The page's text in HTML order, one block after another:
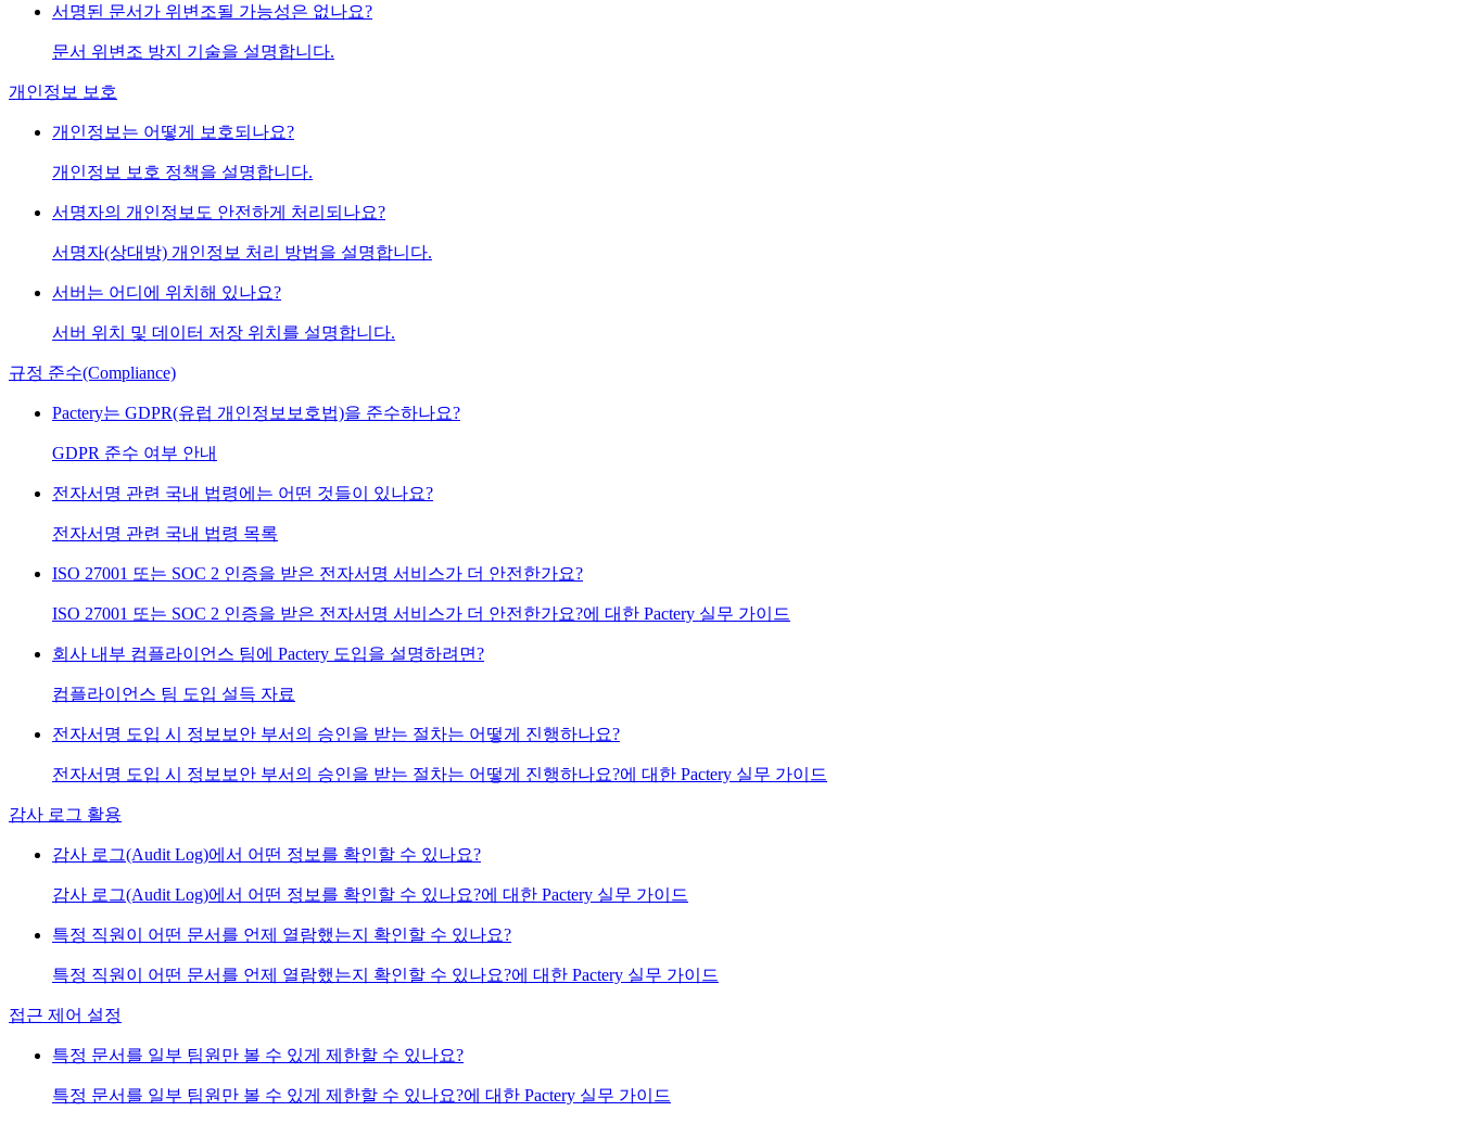
서명된 문서가 위변조될 가능성은 없나요?
문서 위변조 방지 기술을 설명합니다.
개인정보 보호
개인정보는 어떻게 보호되나요?
개인정보 보호 정책을 설명합니다.
서명자의 개인정보도 안전하게 처리되나요?
서명자(상대방) 개인정보 처리 방법을 설명합니다.
서버는 어디에 위치해 있나요?
서버 위치 및 데이터 저장 위치를 설명합니다.
규정 준수(Compliance)
Pactery는 GDPR(유럽 개인정보보호법)을 준수하나요?
GDPR 준수 여부 안내
전자서명 관련 국내 법령에는 어떤 것들이 있나요?
전자서명 관련 국내 법령 목록
ISO 27001 또는 SOC 2 인증을 받은 전자서명 서비스가 더 안전한가요?
ISO 27001 또는 SOC 2 인증을 받은 전자서명 서비스가 더 안전한가요?에 대한 Pactery 실무 가이드
회사 내부 컴플라이언스 팀에 Pactery 도입을 설명하려면?
컴플라이언스 팀 도입 설득 자료
전자서명 도입 시 정보보안 부서의 승인을 받는 절차는 어떻게 진행하나요?
전자서명 도입 시 정보보안 부서의 승인을 받는 절차는 어떻게 진행하나요?에 대한 Pactery 실무 가이드
감사 로그 활용
감사 로그(Audit Log)에서 어떤 정보를 확인할 수 있나요?
감사 로그(Audit Log)에서 어떤 정보를 확인할 수 있나요?에 대한 Pactery 실무 가이드
특정 직원이 어떤 문서를 언제 열람했는지 확인할 수 있나요?
특정 직원이 어떤 문서를 언제 열람했는지 확인할 수 있나요?에 대한 Pactery 실무 가이드
접근 제어 설정
특정 문서를 일부 팀원만 볼 수 있게 제한할 수 있나요?
특정 문서를 일부 팀원만 볼 수 있게 제한할 수 있나요?에 대한 Pactery 실무 가이드